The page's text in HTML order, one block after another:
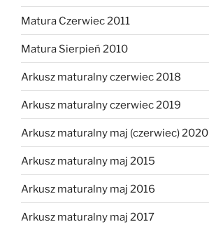
Matura Czerwiec 2011
Matura Sierpień 2010
Arkusz maturalny czerwiec 2018
Arkusz maturalny czerwiec 2019
Arkusz maturalny maj (czerwiec) 2020
Arkusz maturalny maj 2015
Arkusz maturalny maj 2016
Arkusz maturalny maj 2017